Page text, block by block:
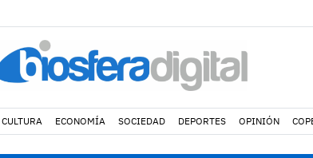
CULTURA ECONOMÍA SOCIEDAD DEPORTES OPINIÓN